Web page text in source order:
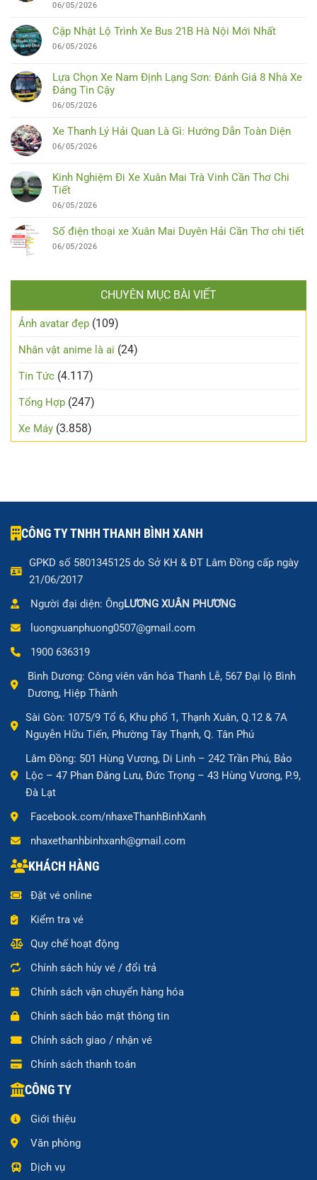
06/05/2026
Cập Nhật Lộ Trình Xe Bus 21B Hà Nội Mới Nhất
06/05/2026
Lựa Chọn Xe Nam Định Lạng Sơn: Đánh Giá 8 Nhà Xe
Đáng Tin Cậy
06/05/2026
Xe Thanh Lý Hải Quan Là Gì: Hướng Dẫn Toàn Diện
06/05/2026
Kinh Nghiệm Đi Xe Xuân Mai Trà Vinh Cần Thơ Chi
Tiết
06/05/2026
Số điện thoại xe Xuân Mai Duyên Hải Cần Thơ chi tiết
06/05/2026
CHUYÊN MỤC BÀI VIẾT
Ảnh avatar đẹp (109)
Nhân vật anime là ai (24)
Tin Tức (4.117)
Tổng Hợp (247)
Xe Máy (3.858)
CÔNG TY TNHH THANH BÌNH XANH
GPKD số 5801345125 do Sở KH & ĐT Lâm Đồng cấp ngày
21/06/2017
Người đại diện: ÔngLƯƠNG XUÂN PHƯƠNG
luongxuanphuong0507@gmail.com
1900 636319
Bình Dương: Công viên văn hóa Thanh Lễ, 567 Đại lộ Bình
Dương, Hiệp Thành
Sài Gòn: 1075/9 Tổ 6, Khu phố 1, Thạnh Xuân, Q.12 & 7A
Nguyễn Hữu Tiến, Phường Tây Thạnh, Q. Tân Phú
Lâm Đồng: 501 Hùng Vương, Di Linh – 242 Trần Phú, Bảo
Lộc – 47 Phan Đăng Lưu, Đức Trọng – 43 Hùng Vương, P.9,
Đà Lạt
Facebook.com/nhaxeThanhBinhXanh
nhaxethanhbinhxanh@gmail.com
KHÁCH HÀNG
Đặt vé online
Kiểm tra vé
Quy chế hoạt động
Chính sách hủy vé / đổi trả
Chính sách vận chuyển hàng hóa
Chính sách bảo mật thông tin
Chính sách giao / nhận vé
Chính sách thanh toán
CÔNG TY
Giới thiệu
Văn phòng
Dịch vụ